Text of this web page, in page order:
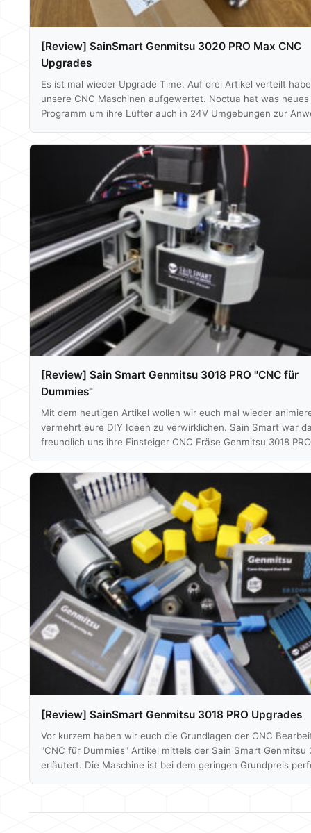
[Review] SainSmart Genmitsu 3020 PRO Max CNC
Upgrades
Es ist mal wieder Upgrade Time. Auf drei Artikel verteilt
unsere CNC Maschinen aufgewertet. Noctua hat was neues
Programm um ihre Lüfter auch in 24V Umgebungen zur
auch einiges an Erweiterungen auf den Markt gebracht,
es bei der 3020 PRO max Fräse aus. Den Test zum LC-40
euch hier nochmal anschauen, den der 3020 PRO max…
[Review] Sain Smart Genmitsu 3018 PRO "CNC für
Dummies"
Mit dem heutigen Artikel wollen wir euch mal wieder
vermehrt eure DIY Ideen zu verwirklichen. Sain Smart war
freundlich uns ihre Einsteiger CNC Fräse Genmitsu 3018
wollen wir euch zeigen, wie man anhand dieses Modelles
kompletten Ablauf von der Idee bis zum fertigen Ergebnis
Von der Erstellung des 3D Modells, der Umwandlung in
Maschinensprache, Festlegen von Schnittwerten…
[Review] SainSmart Genmitsu 3018 PRO Upgrades
Vor kurzem haben wir euch die Grundlagen der CNC
"CNC für Dummies" Artikel mittels der Sain Smart Genmitsu
erläutert. Die Maschine ist bei dem geringen Grundpreis